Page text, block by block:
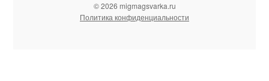
© 2026 migmagsvarka.ru
Политика конфиденциальности